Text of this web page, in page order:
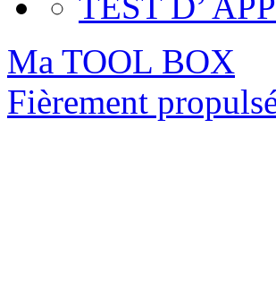
Ma TOOL BOX
Fièrement